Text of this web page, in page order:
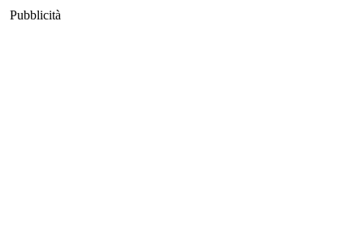
Pubblicità